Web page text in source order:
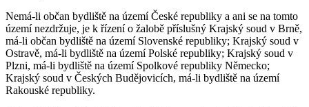
Nemá-li občan bydliště na území České republiky a ani se na tomto
území nezdržuje, je k řízení o žalobě příslušný Krajský soud v Brně,
má-li občan bydliště na území Slovenské republiky; Krajský soud v
Ostravě, má-li bydliště na území Polské republiky; Krajský soud v
Plzni, má-li bydliště na území Spolkové republiky Německo;
Krajský soud v Českých Budějovicích, má-li bydliště na území
Rakouské republiky.